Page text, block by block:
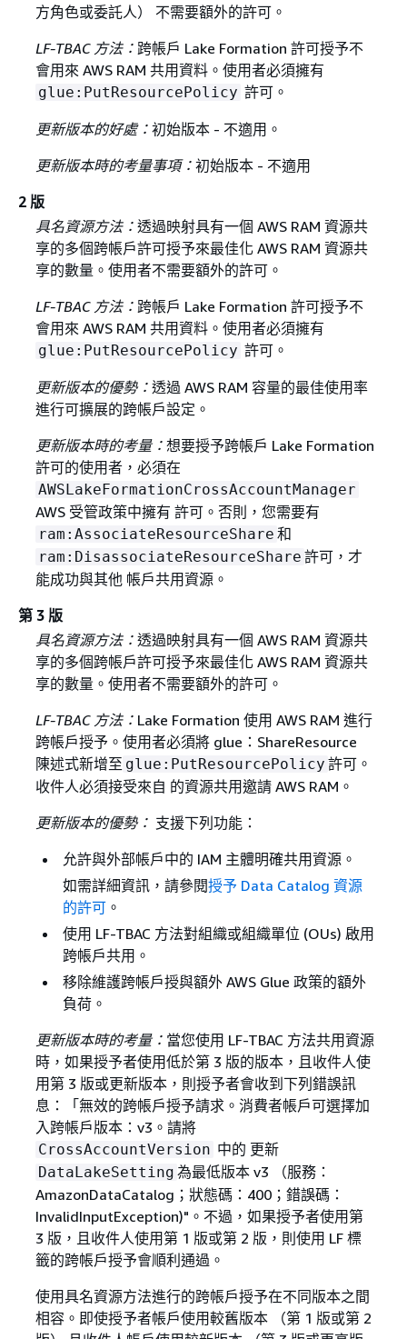
方角色或委託人） 不需要額外的許可。
LF-TBAC 方法： 跨帳戶 Lake Formation 許可授予不
會用來 AWS RAM 共用資料。使用者必須擁有
glue:PutResourcePolicy 許可。
更新版本的好處： 初始版本 - 不適用。
更新版本時的考量事項： 初始版本 - 不適用
2 版
具名資源方法： 透過映射具有一個 AWS RAM 資源共
享的多個跨帳戶許可授予來最佳化 AWS RAM 資源共
享的數量。使用者不需要額外的許可。
LF-TBAC 方法： 跨帳戶 Lake Formation 許可授予不
會用來 AWS RAM 共用資料。使用者必須擁有
glue:PutResourcePolicy 許可。
更新版本的優勢： 透過 AWS RAM 容量的最佳使用率
進行可擴展的跨帳戶設定。
更新版本時的考量： 想要授予跨帳戶 Lake Formation
許可的使用者，必須在
AWSLakeFormationCrossAccountManager
AWS 受管政策中擁有 許可。否則，您需要有
ram:AssociateResourceShare 和
ram:DisassociateResourceShare 許可，才
能成功與其他 帳戶共用資源。
第 3 版
具名資源方法： 透過映射具有一個 AWS RAM 資源共
享的多個跨帳戶許可授予來最佳化 AWS RAM 資源共
享的數量。使用者不需要額外的許可。
LF-TBAC 方法： Lake Formation 使用 AWS RAM 進行
跨帳戶授予。使用者必須將 glue：ShareResource
陳述式新增至 glue:PutResourcePolicy 許可。
收件人必須接受來自 的資源共用邀請 AWS RAM。
更新版本的優勢： 支援下列功能：
允許與外部帳戶中的 IAM 主體明確共用資源。
如需詳細資訊，請參閱授予 Data Catalog 資源
的許可。
使用 LF-TBAC 方法對組織或組織單位 (OUs) 啟用
跨帳戶共用。
移除維護跨帳戶授與額外 AWS Glue 政策的額外
負荷。
更新版本時的考量： 當您使用 LF-TBAC 方法共用資源
時，如果授予者使用低於第 3 版的版本，且收件人使
用第 3 版或更新版本，則授予者會收到下列錯誤訊
息：「無效的跨帳戶授予請求。消費者帳戶可選擇加
入跨帳戶版本：v3。請將
CrossAccountVersion 中的 更新
DataLakeSetting 為最低版本 v3 （服務：
AmazonDataCatalog；狀態碼：400；錯誤碼：
InvalidInputException)"。不過，如果授予者使用第
3 版，且收件人使用第 1 版或第 2 版，則使用 LF 標
籤的跨帳戶授予會順利通過。
使用具名資源方法進行的跨帳戶授予在不同版本之間
相容。即使授予者帳戶使用較舊版本 （第 1 版或第 2